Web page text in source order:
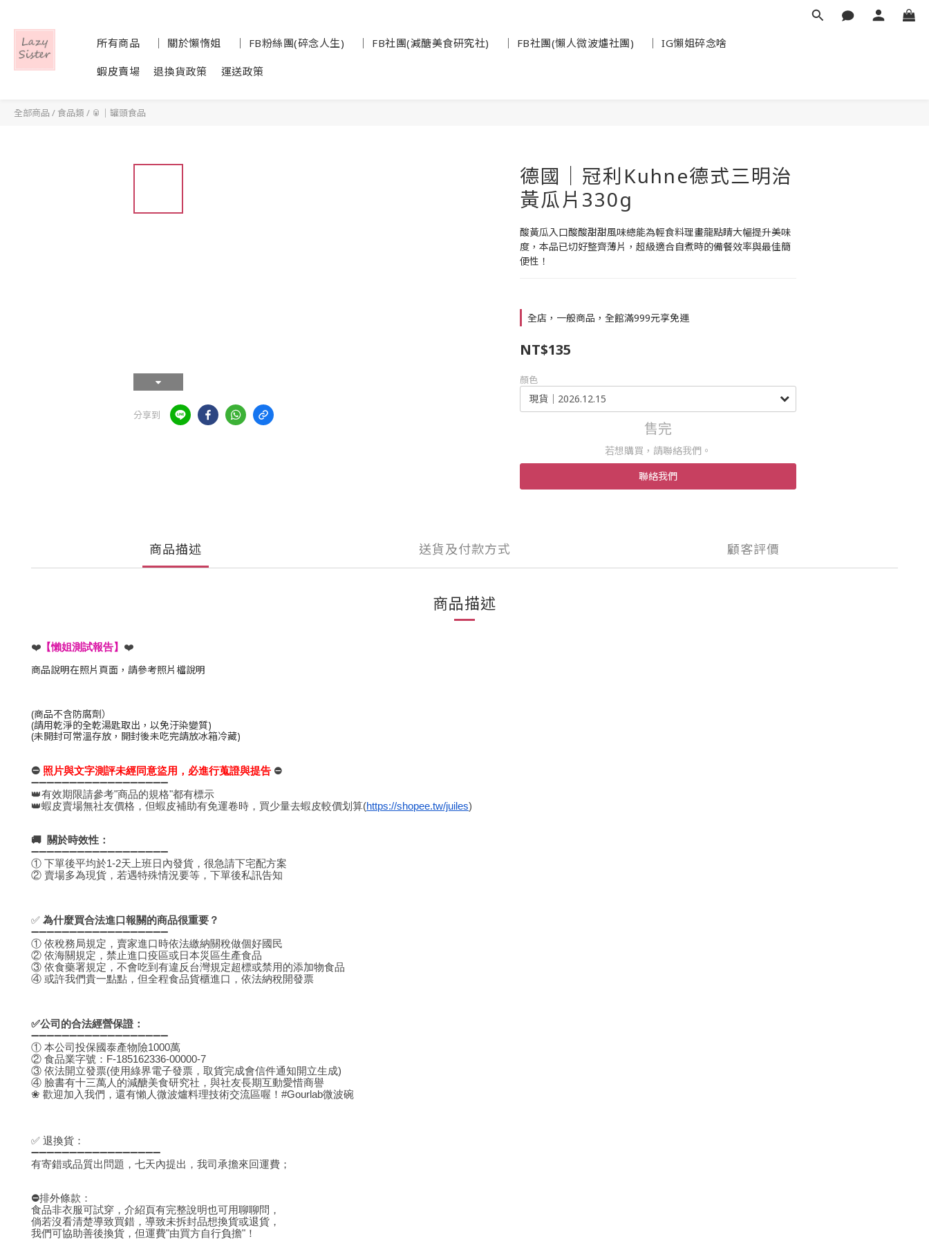
所有商品 │ 關於懶惰姐 │ FB粉絲團(碎念人生) │ FB社團(減醣美食研究社) │ FB社團(懶人微波爐社團) │ IG懶姐碎念啥
蝦皮賣場 退換貨政策 運送政策
全部商品 / 食品類 / 🥫｜罐頭食品
分享到
德國｜冠利Kuhne德式三明治
黃瓜片330g
酸黃瓜入口酸酸甜甜風味總能為輕食料理畫龍點睛大幅提升美味
度，本品已切好整齊薄片，超級適合自煮時的備餐效率與最佳簡
便性！
全店，一般商品，全館滿999元享免運
NT$135
顏色
售完
若想購買，請聯絡我們。
聯絡我們
商品描述 送貨及付款方式 顧客評價
商品描述
❤️ 【懶姐測試報告】 ❤️
商品說明在照片頁面，請參考照片檔說明
(商品不含防腐劑）
(請用乾淨的全乾湯匙取出，以免汙染變質)
(未開封可常溫存放，開封後未吃完請放冰箱冷藏)
⛔️ 照片與文字測評未經同意盜用，必進行蒐證與提告 ⛔️
➖➖➖➖➖➖➖➖➖➖➖➖➖➖➖➖➖➖
👑有效期限請參考"商品的規格"都有標示
👑蝦皮賣場無社友價格，但蝦皮補助有免運卷時，買少量去蝦皮較價划算(https://shopee.tw/juiles)
🚚  關於時效性：
➖➖➖➖➖➖➖➖➖➖➖➖➖➖➖➖➖➖
① 下單後平均於1-2天上班日內發貨，很急請下宅配方案
② 賣場多為現貨，若遇特殊情況要等，下單後私訊告知
✅ 為什麼買合法進口報關的商品很重要？
➖➖➖➖➖➖➖➖➖➖➖➖➖➖➖➖➖➖
① 依稅務局規定，賣家進口時依法繳納關稅做個好國民
② 依海關規定，禁止進口疫區或日本災區生產食品
③ 依食藥署規定，不會吃到有違反台灣規定超標或禁用的添加物食品
④ 或許我們貴一點點，但全程食品貨櫃進口，依法納稅開發票
✅公司的合法經營保證：
➖➖➖➖➖➖➖➖➖➖➖➖➖➖➖➖➖➖
① 本公司投保國泰產物險1000萬
② 食品業字號：F-185162336-00000-7
③ 依法開立發票(使用綠界電子發票，取貨完成會信件通知開立生成)
④ 臉書有十三萬人的減醣美食研究社，與社友長期互動愛惜商譽
❀ 歡迎加入我們，還有懶人微波爐料理技術交流區喔！#Gourlab微波碗
✅ 退換貨：
➖➖➖➖➖➖➖➖➖➖➖➖➖➖➖➖➖
有寄錯或品質出問題，七天內提出，我司承擔來回運費；
⛔️排外條款：
食品非衣服可試穿，介紹頁有完整說明也可用聊聊問，
倘若沒看清楚導致買錯，導致未拆封品想換貨或退貨，
我們可協助善後換貨，但運費"由買方自行負擔"！